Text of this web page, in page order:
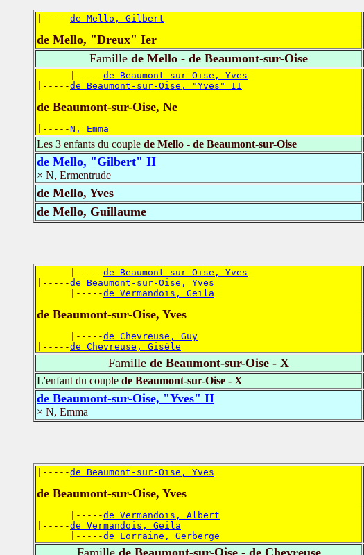
|-----de Mello, Gilbert
de Mello, "Dreux" Ier
Famille de Mello - de Beaumont-sur-Oise
      |-----
de Beaumont-sur-Oise, Yves
|-----de Beaumont-sur-Oise, "Yves" II
de Beaumont-sur-Oise, Ne
|-----N, Emma
Les 3 enfants du couple de Mello - de Beaumont-sur-Oise
de Mello, "Gilbert" II
× N, Ermentrude
de Mello, Yves
de Mello, Guillaume
      |-----
de Beaumont-sur-Oise, Yves
|-----de Beaumont-sur-Oise, Yves
      |-----
de Vermandois, Geila
de Beaumont-sur-Oise, Yves
      |-----
de Chevreuse, Guy
|-----de Chevreuse, Gisèle
Famille de Beaumont-sur-Oise - X
L'enfant du couple de Beaumont-sur-Oise - X
de Beaumont-sur-Oise, "Yves" II
× N, Emma
|-----de Beaumont-sur-Oise, Yves
de Beaumont-sur-Oise, Yves
      |-----
de Vermandois, Albert
|-----de Vermandois, Geila
      |-----
de Lorraine, Gerberge
Famillede Beaumont-sur-Oise - de Chevreuse